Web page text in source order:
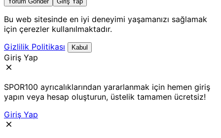
Bu web sitesinde en iyi deneyimi yaşamanızı sağlamak
için çerezler kullanılmaktadır.
Gizlilik Politikası
Kabul
Giriş Yap
SPOR100 ayrıcalıklarından yararlanmak için hemen giriş
yapın veya hesap oluşturun, üstelik tamamen ücretsiz!
Giriş Yap